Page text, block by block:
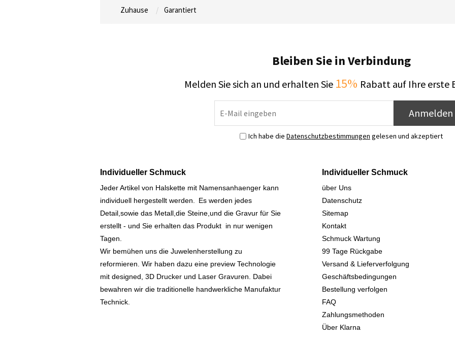
Zuhause Garantiert
Bleiben Sie in Verbindung
Melden Sie sich an und erhalten Sie 15% Rabatt auf Ihre erste
Anmelden
Ich habe die Datenschutzbestimmungen gelesen und akzeptiert
Individueller Schmuck
Jeder Artikel von Halskette mit Namensanhaenger kann
individuell hergestellt werden.
Es werden jedes
Detail,sowie das Metall,die Steine,und die Gravur für Sie
erstellt - und Sie erhalten das Produkt in nur wenigen
Tagen.
Wir bemühen uns die Juwelenherstellung zu
reformieren. Wir haben dazu eine preview Technologie
mit designed, 3D Drucker und Laser Gravuren. Dabei
bewahren wir die traditionelle handwerkliche Manufaktur
Technick.
Individueller Schmuck
über Uns
Datenschutz
Sitemap
Kontakt
Schmuck Wartung
99 Tage Rückgabe
Versand & Lieferverfolgung
Geschäftsbedingungen
Bestellung verfolgen
FAQ
Zahlungsmethoden
Über Klarna